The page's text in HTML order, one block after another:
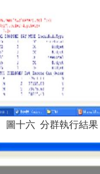
圖十六 分群執行結果